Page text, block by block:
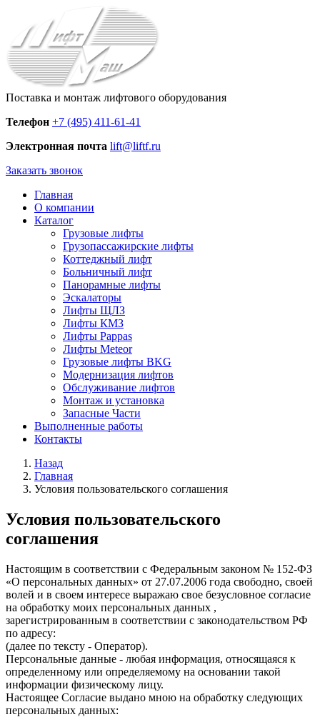
Поставка и монтаж лифтового оборудования
Телефон +7 (495) 411-61-41
Электронная почта lift@liftf.ru
Заказать звонок
Главная
О компании
Каталог
Грузовые лифты
Грузопассажирские лифты
Коттеджный лифт
Больничный лифт
Панорамные лифты
Эскалаторы
Лифты ЩЛЗ
Лифты КМЗ
Лифты Pappas
Лифты Meteor
Грузовые лифты BKG
Модернизация лифтов
Обслуживание лифтов
Монтаж и установка
Запасные Части
Выполненные работы
Контакты
Назад
Главная
Условия пользовательского соглашения
Условия пользовательского
соглашения
Настоящим в соответствии с Федеральным законом № 152-ФЗ
«О персональных данных» от 27.07.2006 года свободно, своей
волей и в своем интересе выражаю свое безусловное согласие
на обработку моих персональных данных ,
зарегистрированным в соответствии с законодательством РФ
по адресу:
(далее по тексту - Оператор).
Персональные данные - любая информация, относящаяся к
определенному или определяемому на основании такой
информации физическому лицу.
Настоящее Согласие выдано мною на обработку следующих
персональных данных: